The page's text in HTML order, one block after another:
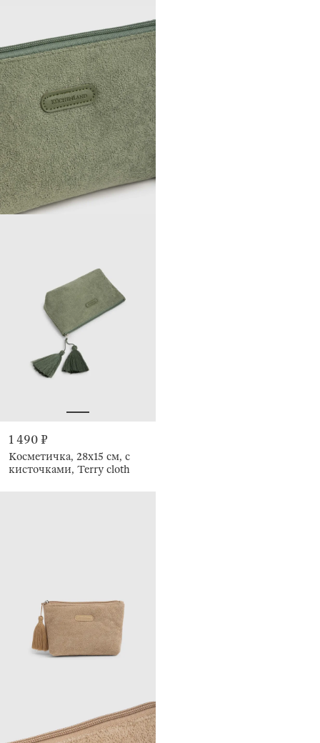
1 490 ₽
Косметичка, 28х15 см, с
кисточками, Terry cloth